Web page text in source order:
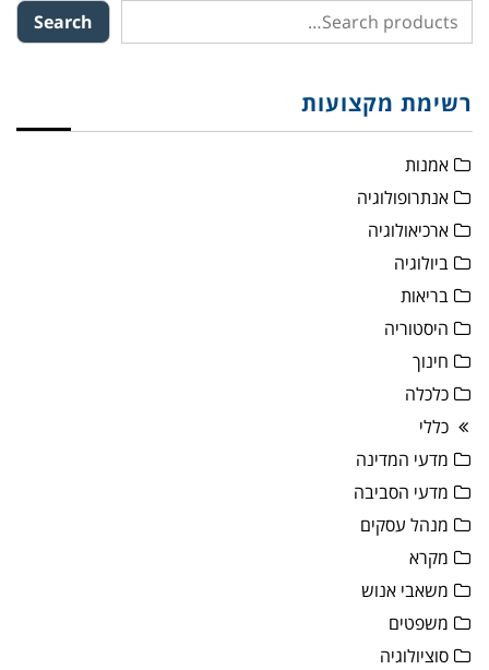
Search
רשימת מקצועות
אמנות
אנתרופולוגיה
ארכיאולוגיה
ביולוגיה
בריאות
היסטוריה
חינוך
כלכלה
כללי
מדעי המדינה
מדעי הסביבה
מנהל עסקים
מקרא
משאבי אנוש
משפטים
סוציולוגיה